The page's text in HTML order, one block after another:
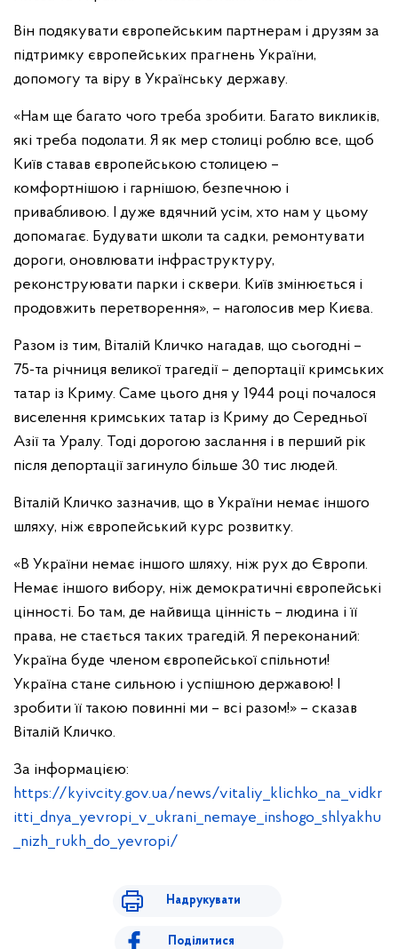
Він подякувати європейським партнерам і друзям за
підтримку європейських прагнень України,
допомогу та віру в Українську державу.
«Нам ще багато чого треба зробити. Багато викликів,
які треба подолати. Я як мер столиці роблю все, щоб
Київ ставав європейською столицею –
комфортнішою і гарнішою, безпечною і
привабливою. І дуже вдячний усім, хто нам у цьому
допомагає. Будувати школи та садки, ремонтувати
дороги, оновлювати інфраструктуру,
реконструювати парки і сквери. Київ змінюється і
продовжить перетворення», – наголосив мер Києва.
Разом із тим, Віталій Кличко нагадав, що сьогодні –
75-та річниця великої трагедії – депортації кримських
татар із Криму. Саме цього дня у 1944 році почалося
виселення кримських татар із Криму до Середньої
Азії та Уралу. Тоді дорогою заслання і в перший рік
після депортації загинуло більше 30 тис людей.
Віталій Кличко зазначив, що в України немає іншого
шляху, ніж європейський курс розвитку.
«В України немає іншого шляху, ніж рух до Європи.
Немає іншого вибору, ніж демократичні європейські
цінності. Бо там, де найвища цінність – людина і її
права, не стається таких трагедій. Я переконаний:
Україна буде членом європейської спільноти!
Україна стане сильною і успішною державою! І
зробити її такою повинні ми – всі разом!» – сказав
Віталій Кличко.
За інформацією:
https://kyivcity.gov.ua/news/vitaliy_klichko_na_vidkr
itti_dnya_yevropi_v_ukrani_nemaye_inshogo_shlyakhu
_nizh_rukh_do_yevropi/
Надрукувати
Поділитися